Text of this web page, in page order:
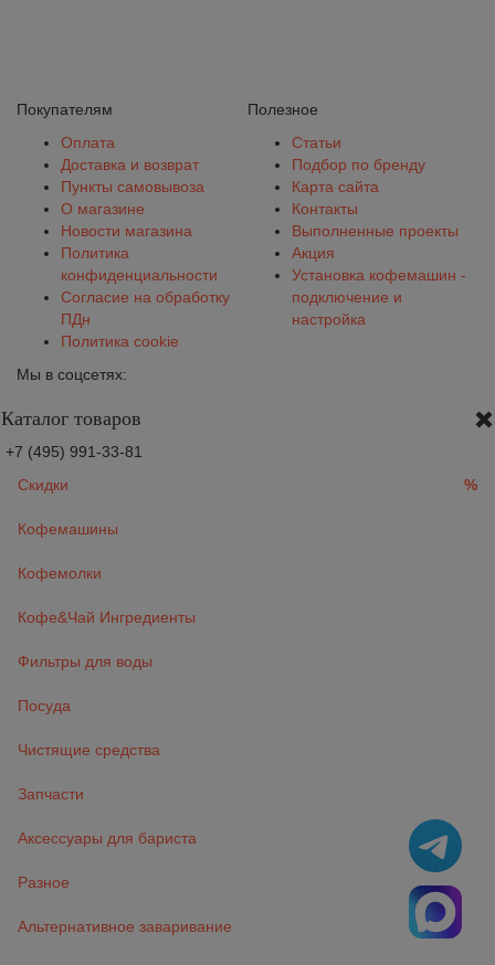
Покупателям
Оплата
Доставка и возврат
Пункты самовывоза
О магазине
Новости магазина
Политика
конфиденциальности
Согласие на обработку
ПДн
Политика cookie
Полезное
Статьи
Подбор по бренду
Карта сайта
Контакты
Выполненные проекты
Акция
Установка кофемашин -
подключение и
настройка
Мы в соцсетях:
Каталог товаров
+7 (495) 991-33-81
Скидки
%
Кофемашины
Кофемолки
Кофе&Чай Ингредиенты
Фильтры для воды
Посуда
Чистящие средства
Запчасти
Аксессуары для бариста
Разное
Альтернативное заваривание